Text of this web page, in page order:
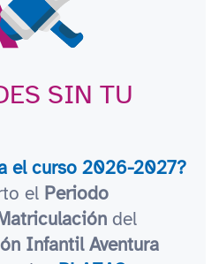
SIN TU
el curso 2026-2027?
el Periodo
del
Infantil Aventura